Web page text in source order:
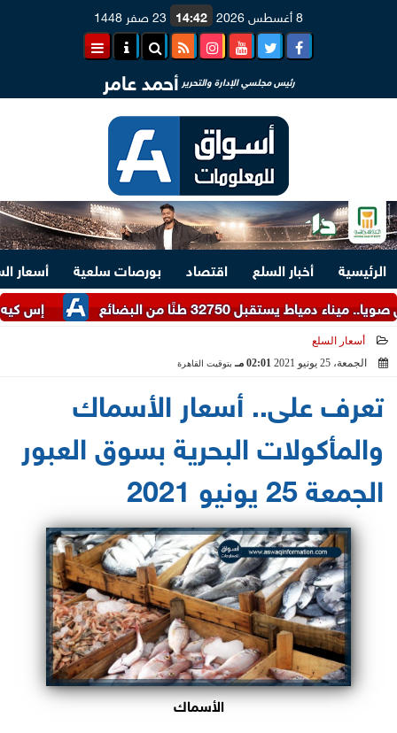
8 أغسطس 2026 14:42 23 صفر 1448
رئيس مجلسي الإدارة والتحرير أحمد عامر
الرئيسية أخبار السلع اقتصاد بورصات سلعية
أسعار
إس كيه هاينكس تستثمر 38 مليار دولار لتوسيع إنتاج رقائق
32750 طنًا من البضائع
أسعار السلع
الجمعة، 25 يونيو 2021
02:01 مـ بتوقيت القاهرة
تعرف على.. أسعار الأسماك
والمأكولات البحرية بسوق العبور
الجمعة 25 يونيو 2021
الأسماك